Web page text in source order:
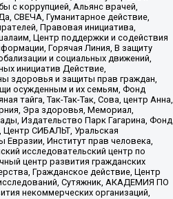
с коррупцией, Альянс врачей,
СВЕЧА, Гуманитарное действие,
Правовая инициатива,
Центр поддержки и содействия
Горячая Линия, В защиту
и социальных движений,
инициатив Действие,
здоровья и защиты прав граждан,
осужденным и их семьям, Фонд
тайга, Так-Так-Так, Сова, центр Анна,
Эра здоровья, Мемориал,
Издательство Парк Гагарина, Фонд
СИБАЛЬТ, Уральская
Институт прав человека,
исследовательский центр по
центр развития гражданских
Гражданское действие, Центр
Сутяжник, АКАДЕМИЯ ПО
некоммерческих организаций,